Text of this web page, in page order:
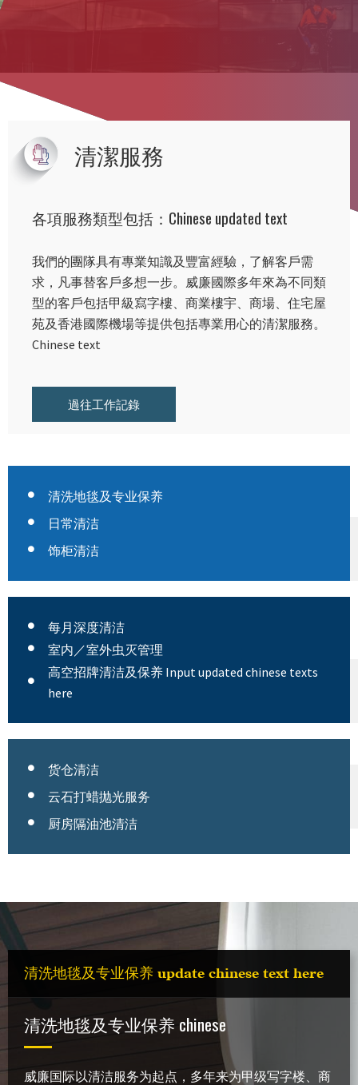
清潔服務
各項服務類型包括：Chinese updated text
我們的團隊具有專業知識及豐富經驗，了解客戶需
求，凡事替客戶多想一步。威廉國際多年來為不同類
型的客戶包括甲級寫字樓、商業樓宇、商場、住宅屋
苑及香港國際機場等提供包括專業用心的清潔服務。
Chinese text
過往工作記錄
清洗地毯及专业保养
日常清洁
饰柜清洁
每月深度清洁
室内／室外虫灭管理
高空招牌清洁及保养 Input updated chinese texts
here
货仓清洁
云石打蜡抛光服务
厨房隔油池清洁
清洗地毯及专业保养 update chinese text here
清洗地毯及专业保养 chinese
威廉国际以清洁服务为起点，多年来为甲级写字楼、商